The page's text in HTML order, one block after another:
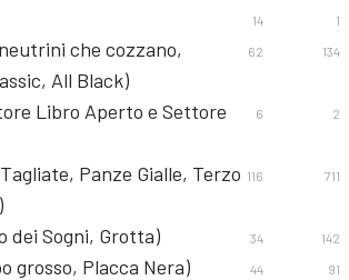
14 1
che cozzano,
All Black)
62 134
Libro Aperto e Settore
6 2
Panze Gialle, Terzo 116 711
dei Sogni, Grotta) 34 142
grosso, Placca Nera) 44 91